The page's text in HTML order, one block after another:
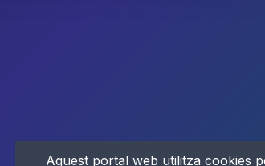
Aquest portal web utilitza cookies